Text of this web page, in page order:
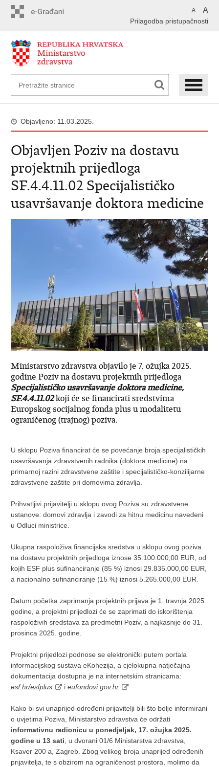
A A
Prilagodba pristupačnosti
Objavljeno: 11.03.2025.
Objavljen Poziv na dostavu
projektnih prijedloga
SF.4.4.11.02 Specijalističko
usavršavanje doktora medicine
Ministarstvo zdravstva objavilo je 7. ožujka 2025.
godine Poziv na dostavu projektnih prijedloga
Specijalističko usavršavanje doktora medicine,
SF.4.4.11.02koji će se financirati sredstvima
Europskog socijalnog fonda plus u modalitetu
ograničenog (trajnog) poziva.
U sklopu Poziva financirat će se povećanje broja specijalističkih
usavršavanja zdravstvenih radnika (doktora medicine) na
primarnoj razini zdravstvene zaštite i specijalističko-konzilijarne
zdravstvene zaštite pri domovima zdravlja.
Prihvatljivi prijavitelji u sklopu ovog Poziva su zdravstvene
ustanove: domovi zdravlja i zavodi za hitnu medicinu navedeni
u Odluci ministrice.
Ukupna raspoloživa financijska sredstva u sklopu ovog poziva
na dostavu projektnih prijedloga iznose 35.100.000,00 EUR, od
kojih ESF plus sufinanciranje (85 %) iznosi 29.835.000,00 EUR,
a nacionalno sufinanciranje (15 %) iznosi 5.265.000,00 EUR.
Datum početka zaprimanja projektnih prijava je 1. travnja 2025.
godine, a projektni prijedlozi će se zaprimati do iskorištenja
raspoloživih sredstava za predmetni Poziv, a najkasnije do 31.
prosinca 2025. godine.
Projektni prijedlozi podnose se elektronički putem portala
informacijskog sustava eKohezija, a cjelokupna natječajna
dokumentacija dostupna je na internetskim stranicama:
esf.hr/esfplus
ieufondovi.gov.hr
Kako bi svi unaprijed određeni prijavitelji bili što bolje informirani
o uvjetima Poziva, Ministarstvo zdravstva će održati
informativnu radionicu u ponedjeljak, 17. ožujka 2025.
godine u 13 sati , u dvorani 01/6 Ministarstva zdravstva,
Ksaver 200 a, Zagreb. Zbog velikog broja unaprijed određenih
prijavitelja, te s obzirom na ograničenost prostora, molimo da